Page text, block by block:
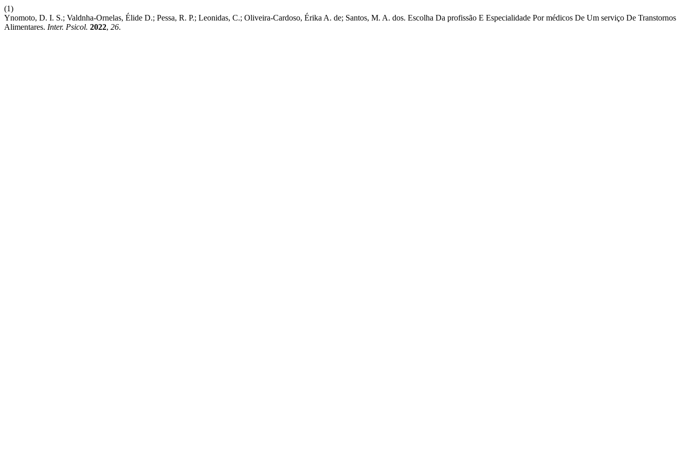
(1)
Ynomoto, D. I. S.; Valdnha-Ornelas, Élide D.; Pessa, R. P.; Leonidas, C.; Oliveira-Cardoso, Érika A. de; Santos, M. A. dos. Escolha Da profissão E Especialidade Por médicos De Um serviço De Transtornos
Alimentares. Inter. Psicol. 2022, 26.